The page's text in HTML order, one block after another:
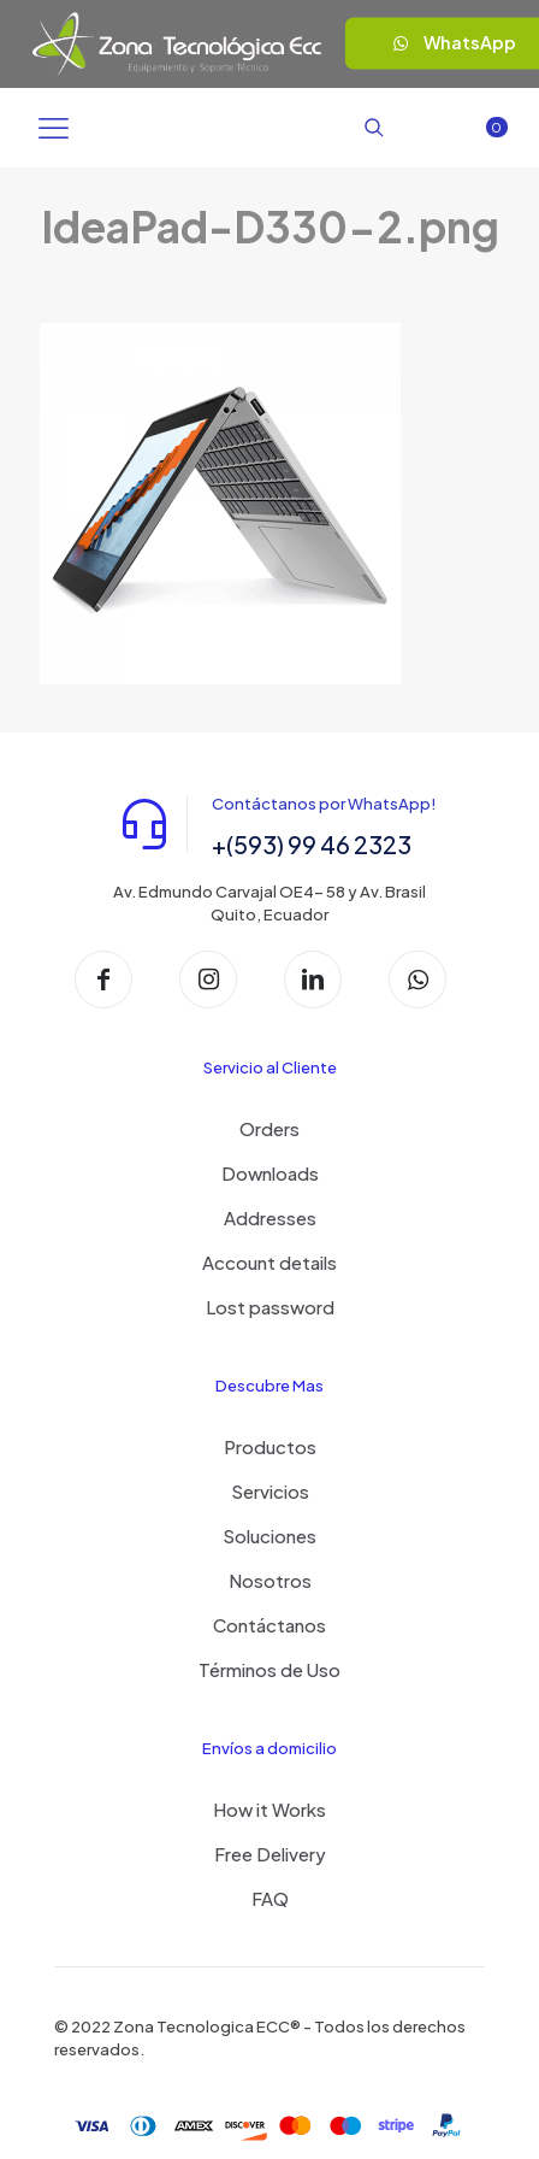
WhatsApp
0
IdeaPad-D330-2.png
Contáctanos por WhatsApp!
+(593) 99 46 2323
Av. Edmundo Carvajal OE4- 58 y Av. Brasil
Quito, Ecuador
Servicio al Cliente
Orders
Downloads
Addresses
Account details
Lost password
Descubre Mas
Productos
Servicios
Soluciones
Nosotros
Contáctanos
Términos de Uso
Envíos a domicilio
How it Works
Free Delivery
FAQ
© 2022 Zona Tecnologica ECC® - Todos los derechos
reservados.